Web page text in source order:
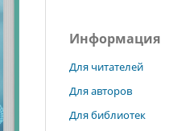
Информация
Для читателей
Для авторов
Для библиотек